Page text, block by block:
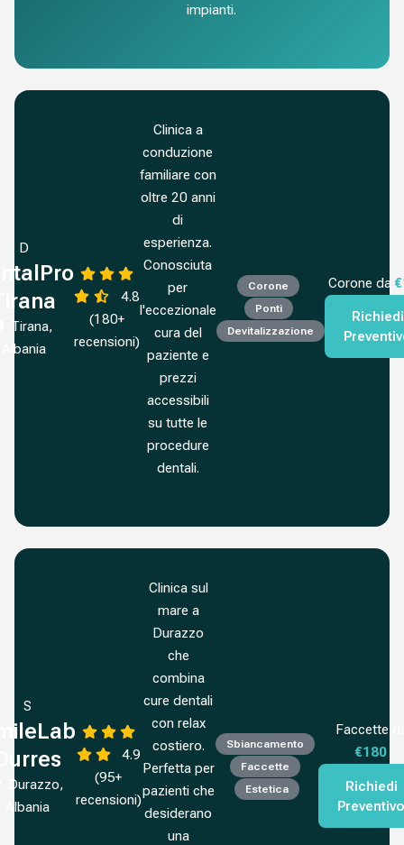
impianti.
D
Tirana,
Albania
4.8
(180+
recensioni)
Clinica a
conduzione
familiare con
oltre 20 anni
di
esperienza.
Conosciuta
per
l'eccezionale
cura del
paziente e
prezzi
accessibili
su tutte le
procedure
dentali.
Corone
Ponti
Devitalizzazione
Corone da
Richiedi
S
Durazzo,
Albania
4.9
(95+
recensioni)
Clinica sul
mare a
Durazzo
che
combina
cure dentali
con relax
costiero.
Perfetta per
pazienti che
desiderano
una
Sbiancamento
Faccette
Estetica
Faccette
€180
Richiedi
Preventivo